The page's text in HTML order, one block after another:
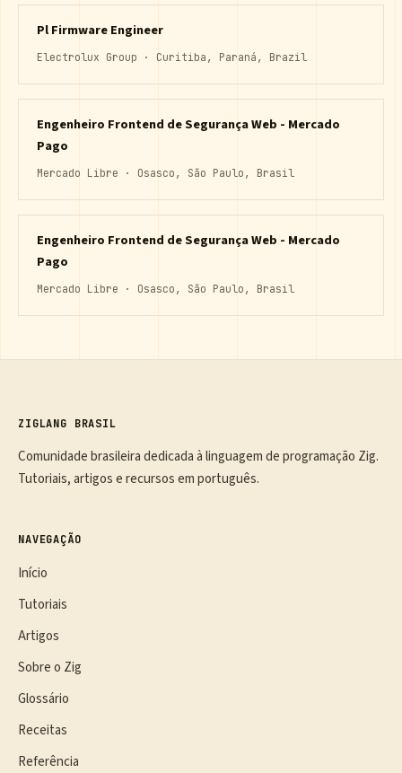
Pl Firmware Engineer
Electrolux Group · Curitiba, Paraná, Brazil
Engenheiro Frontend de Segurança Web - Mercado
Pago
Mercado Libre · Osasco, São Paulo, Brasil
Engenheiro Frontend de Segurança Web - Mercado
Pago
Mercado Libre · Osasco, São Paulo, Brasil
ZIGLANG BRASIL
Comunidade brasileira dedicada à linguagem de programação Zig.
Tutoriais, artigos e recursos em português.
NAVEGAÇÃO
Início
Tutoriais
Artigos
Sobre o Zig
Glossário
Receitas
Referência